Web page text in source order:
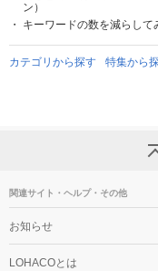
ン）
キーワードの数を減らして
カテゴリから探す 特集から
関連サイト・ヘルプ・その他
お知らせ
LOHACOとは